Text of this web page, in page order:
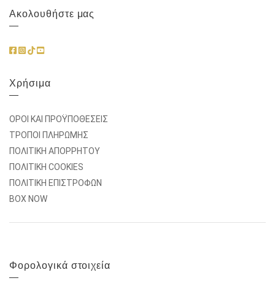
Ακολουθήστε μας
Χρήσιμα
ΟΡΟΙ ΚΑΙ ΠΡΟΫΠΟΘΕΣΕΙΣ
ΤΡΟΠΟΙ ΠΛΗΡΩΜΗΣ
ΠΟΛΙΤΙΚΗ ΑΠΟΡΡΗΤΟΥ
ΠΟΛΙΤΙΚΗ COOKIES
ΠΟΛΙΤΙΚΗ ΕΠΙΣΤΡΟΦΩΝ
BOX NOW
Φορολογικά στοιχεία